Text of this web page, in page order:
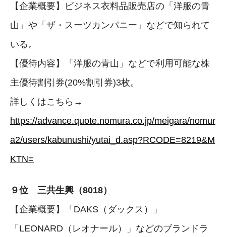
【企業概要】ビジネス衣料品販売店の「洋服の青
山」や「ザ・スーツカンパニー」などで知られて
いる。
【優待内容】「洋服の青山」などで利用可能な株
主優待割引券(20%割引券)3枚。
詳しくはこちら→
https://advance.quote.nomura.co.jp/meigara/nomur
a2/users/kabunushi/yutai_d.asp?RCODE=8219&M
KTN=
９位 三共生興（8018）
【企業概要】「DAKS（ダックス）」
「LEONARD（レオナール）」などのブランドラ